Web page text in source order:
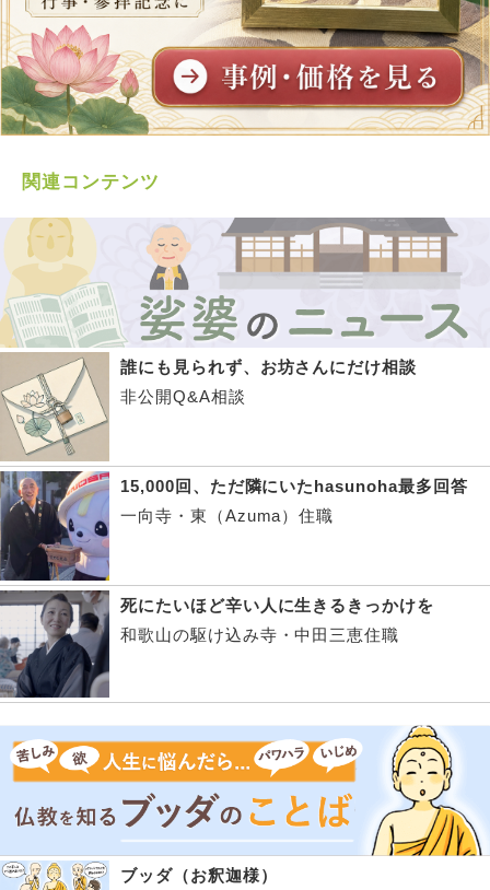
関連コンテンツ
誰にも見られず、お坊さんにだけ相談
非公開Q&A相談
15,000回、ただ隣にいたhasunoha最多回答
一向寺・東（Azuma）住職
死にたいほど辛い人に生きるきっかけを
和歌山の駆け込み寺・中田三恵住職
ブッダ（お釈迦様）